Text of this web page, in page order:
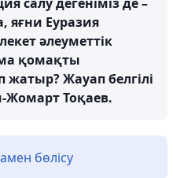
яғни Еуразия
әлеуметтік
қомақты
жатыр? Жауап белгілі
Жомарт Тоқаев.
бөлісу